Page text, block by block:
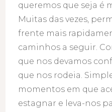
queremos que seja é
Muitas das vezes,
frente mais
caminhos a seguir.
que nos devamos
que nos rodeia.
momentos em que
estagnar e leva-nos